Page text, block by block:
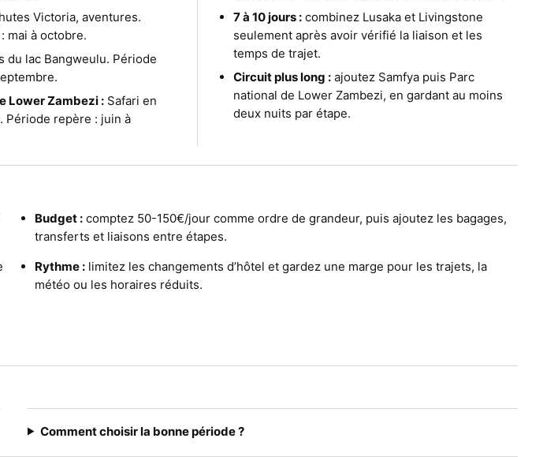
Victoria, aventures.
mai à octobre.
du lac Bangweulu. Période
Lower Zambezi :Safari en
Période repère : juin à
7 à 10 jours : combinez Lusaka et Livingstone
seulement après avoir vérifié la liaison et les
temps de trajet.
Circuit plus long : ajoutez Samfya puis Parc
national de Lower Zambezi, en gardant au moins
deux nuits par étape.
Budget : comptez 50-150€/jour comme ordre de grandeur, puis ajoutez les bagages,
transferts et liaisons entre étapes.
Rythme : limitez les changements d’hôtel et gardez une marge pour les trajets, la
météo ou les horaires réduits.
Comment choisir la bonne période ?